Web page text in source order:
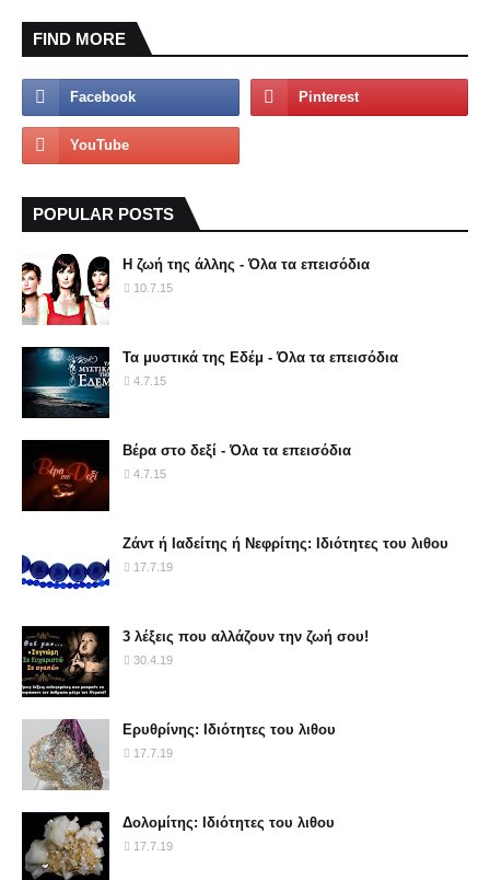
FIND MORE
POPULAR POSTS
Η ζωή της άλλης - Όλα τα επεισόδια
10.7.15
Τα μυστικά της Εδέμ - Όλα τα επεισόδια
4.7.15
Βέρα στο δεξί - Όλα τα επεισόδια
4.7.15
Ζάντ ή Ιαδείτης ή Νεφρίτης: Ιδιότητες του λιθου
17.7.19
3 λέξεις που αλλάζουν την ζωή σου!
30.4.19
Ερυθρίνης: Ιδιότητες του λιθου
17.7.19
Δολομίτης: Ιδιότητες του λιθου
17.7.19